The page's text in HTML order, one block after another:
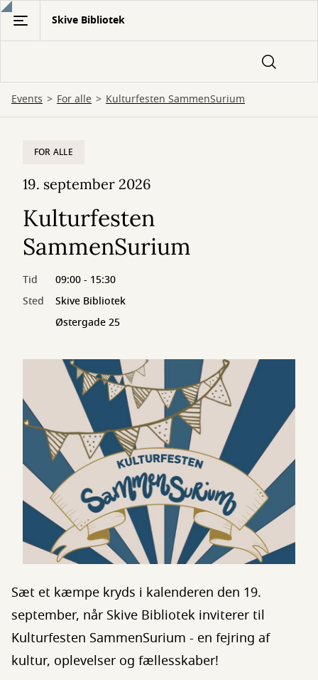
Gå
hovedindhold
Skive Bibliotek
Events For alle Kulturfesten SammenSurium
FOR ALLE
19. september 2026
Kulturfesten
SammenSurium
Tid
09:00 - 15:30
Sted
Skive Bibliotek
Østergade 25
Sæt et kæmpe kryds i kalenderen den 19.
september, når Skive Bibliotek inviterer til
Kulturfesten SammenSurium - en fejring af
kultur, oplevelser og fællesskaber!